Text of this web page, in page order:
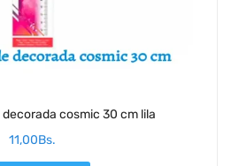
decorada cosmic 30 cm lila
11,00Bs.